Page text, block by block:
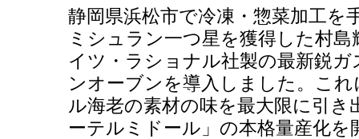
静岡県浜松市で冷凍・惣菜加工を
ミシュラン一つ星を獲得した村
イツ・ラショナル社製の最新鋭
ンオーブンを導入しました。こ
ル海老の素材の味を最大限に引
ーテルミドール」の本格量産化を